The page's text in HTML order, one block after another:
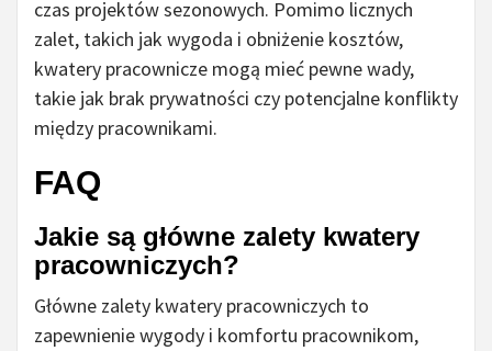
czas projektów sezonowych. Pomimo licznych
zalet, takich jak wygoda i obniżenie kosztów,
kwatery pracownicze mogą mieć pewne wady,
takie jak brak prywatności czy potencjalne konflikty
między pracownikami.
FAQ
Jakie są główne zalety kwatery
pracowniczych?
Główne zalety kwatery pracowniczych to
zapewnienie wygody i komfortu pracownikom,